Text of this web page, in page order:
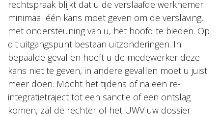
rechtspraak blijkt dat u de verslaafde werknemer
minimaal één kans moet geven om de verslaving,
met ondersteuning van u, het hoofd te bieden. Op
dit uitgangspunt bestaan uitzonderingen. In
bepaalde gevallen hoeft u de medewerker deze
kans niet te geven, in andere gevallen moet u juist
meer doen. Mocht het tijdens of na een re-
integratietraject tot een sanctie of een ontslag
komen, zal de rechter of het UWV uw dossier